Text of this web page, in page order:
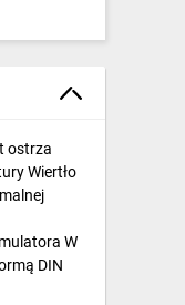
ostrza
Wiertło
W
DIN